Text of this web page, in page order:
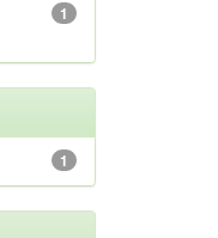
1
1